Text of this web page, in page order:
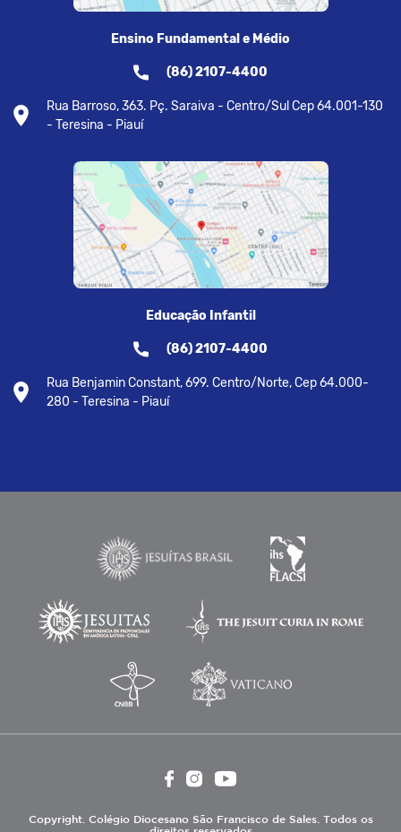
Ensino Fundamental e Médio
(86) 2107-4400
Rua Barroso, 363. Pç. Saraiva - Centro/Sul Cep 64.001-130
- Teresina - Piauí
Educação Infantil
(86) 2107-4400
Rua Benjamin Constant, 699. Centro/Norte, Cep 64.000-
280 - Teresina - Piauí
Copyright. Colégio Diocesano São Francisco de Sales. Todos os